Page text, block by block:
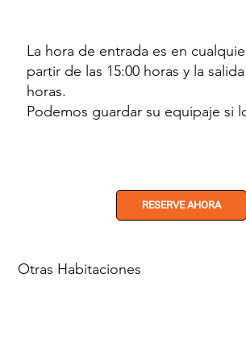
Otras Habitaciones
La hora de entrada es en
partir de las 15:00 horas y la
horas.
Podemos guardar su equipaje si
RESERVE AHORA